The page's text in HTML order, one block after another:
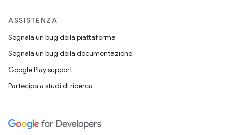
ASSISTENZA
Segnala un bug della piattaforma
Segnala un bug della documentazione
Google Play support
Partecipa a studi di ricerca